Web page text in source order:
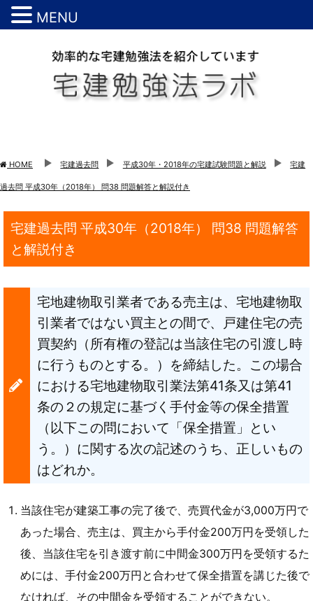
HOME 宅建過去問 平成30年・2018年の宅建試験問題と解説 宅建
過去問 平成30年（2018年） 問38 問題解答と解説付き
宅建過去問 平成30年（2018年） 問38 問題解答
と解説付き
宅地建物取引業者である売主は、宅地建物取
引業者ではない買主との間で、戸建住宅の売
買契約（所有権の登記は当該住宅の引渡し時
に行うものとする。）を締結した。この場合
における宅地建物取引業法第41条又は第41
条の２の規定に基づく手付金等の保全措置
（以下この問において「保全措置」とい
う。）に関する次の記述のうち、正しいもの
はどれか。
当該住宅が建築工事の完了後で、売買代金が3,000万円で
あった場合、売主は、買主から手付金200万円を受領した
後、当該住宅を引き渡す前に中間金300万円を受領するた
めには、手付金200万円と合わせて保全措置を講じた後で
なければ、その中間金を受領することができない。
MENU